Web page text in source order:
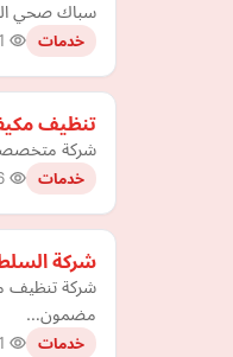
سباك صحي
خدمات
تنظيف
شركة
خدمات
شركة
شركة تنظيف
مضمون…
خدمات